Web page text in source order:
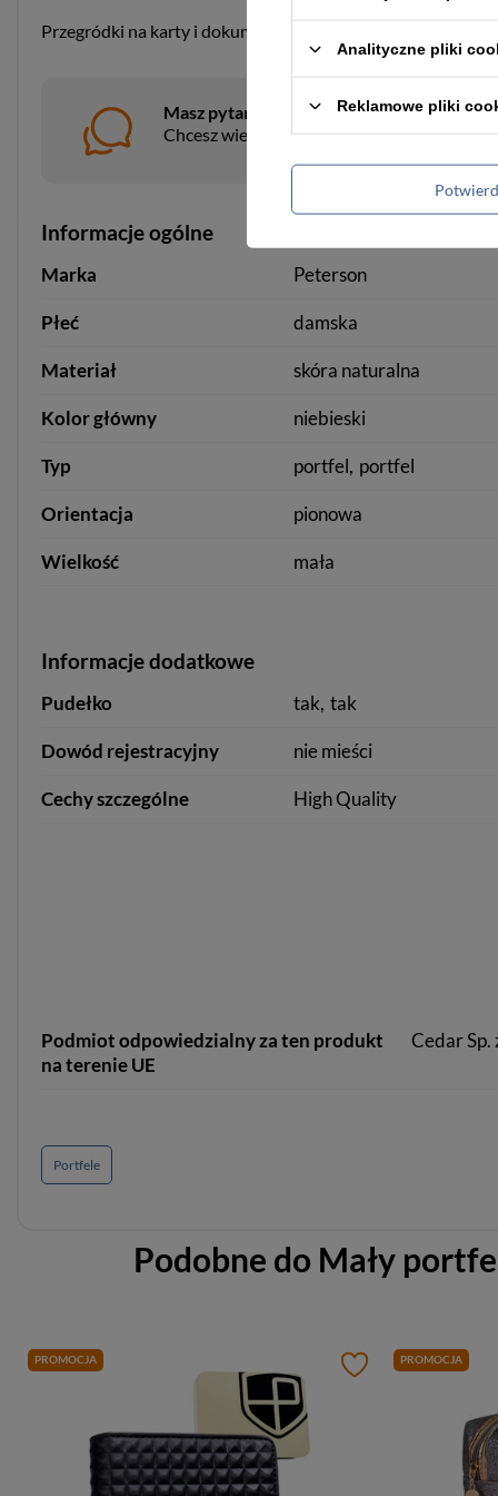
Przegródki na karty i dokumenty też
Masz pytania?
Chcesz wiedzieć więcej na temat tego
Informacje ogólne
Marka Peterson
Płeć damska
Materiał skóra naturalna
Kolor główny niebieski
Typ portfel portfel
Orientacja pionowa
Wielkość mała
Informacje dodatkowe
Pudełko tak tak
Dowód rejestracyjny nie mieści
Cechy szczególne High Quality
Podmiot odpowiedzialny za ten produkt
na terenie UE
Cedar Sp.
Portfele
Podobne do Mały
PROMOCJA PROMOCJA
Analityczne pliki
Reklamowe pliki